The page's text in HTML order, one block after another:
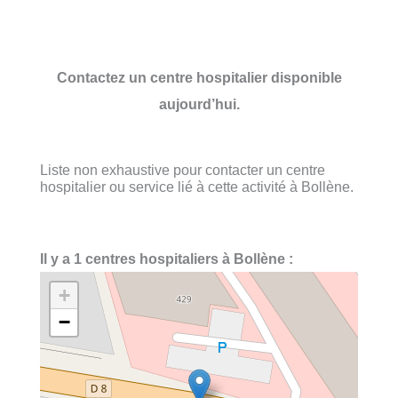
Contactez un centre hospitalier disponible
aujourd’hui.
Liste non exhaustive pour contacter un centre
hospitalier ou service lié à cette activité à Bollène.
Il y a 1 centres hospitaliers à Bollène :
+
−